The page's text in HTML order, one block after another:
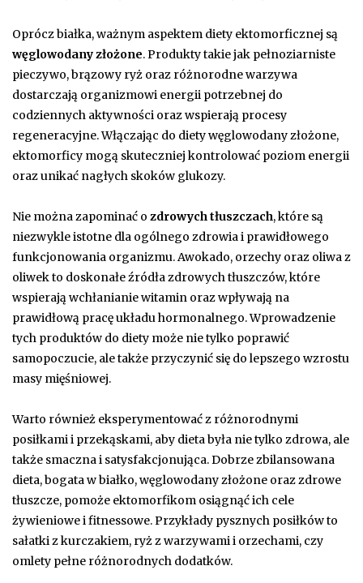
Oprócz białka, ważnym aspektem diety ektomorficznej są
węglowodany złożone. Produkty takie jak pełnoziarniste
pieczywo, brązowy ryż oraz różnorodne warzywa
dostarczają organizmowi energii potrzebnej do
codziennych aktywności oraz wspierają procesy
regeneracyjne. Włączając do diety węglowodany złożone,
ektomorficy mogą skuteczniej kontrolować poziom energii
oraz unikać nagłych skoków glukozy.
Nie można zapominać o zdrowych tłuszczach, które są
niezwykle istotne dla ogólnego zdrowia i prawidłowego
funkcjonowania organizmu. Awokado, orzechy oraz oliwa z
oliwek to doskonałe źródła zdrowych tłuszczów, które
wspierają wchłanianie witamin oraz wpływają na
prawidłową pracę układu hormonalnego. Wprowadzenie
tych produktów do diety może nie tylko poprawić
samopoczucie, ale także przyczynić się do lepszego wzrostu
masy mięśniowej.
Warto również eksperymentować z różnorodnymi
posiłkami i przekąskami, aby dieta była nie tylko zdrowa, ale
także smaczna i satysfakcjonująca. Dobrze zbilansowana
dieta, bogata w białko, węglowodany złożone oraz zdrowe
tłuszcze, pomoże ektomorfikom osiągnąć ich cele
żywieniowe i fitnessowe. Przykłady pysznych posiłków to
sałatki z kurczakiem, ryż z warzywami i orzechami, czy
omlety pełne różnorodnych dodatków.